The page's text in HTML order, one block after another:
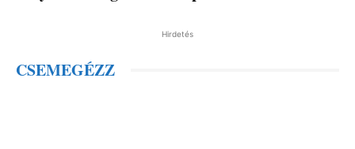
Hirdetés
CSEMEGÉZZ